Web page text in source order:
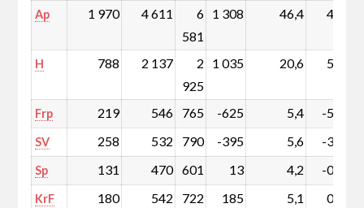
Ap 1 970 4 611
6
581
1 308 46,4 4,8
H 788 2 137
2
925
1 035 20,6 5,7
Frp 219 546 765 -625 5,4 -5,6
SV 258 532 790 -395 5,6 -3,8
Sp 131 470 601 13 4,2 -0,4
KrF 180 542 722 185 5,1 0,9